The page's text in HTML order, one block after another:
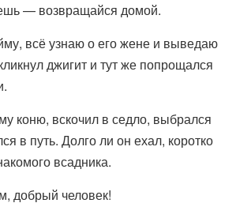
— возвращайся домой.
всё узнаю о его жене и выведаю
джигит и тут же попрощался
коню, вскочил в седло, выбрался
в путь. Долго ли он ехал, коротко
всадника.
добрый человек!